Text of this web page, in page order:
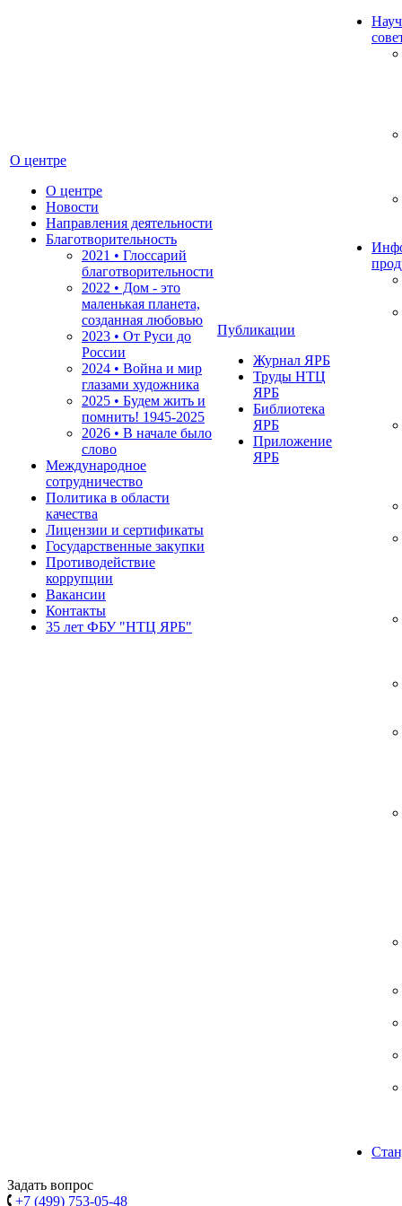
О центре
О центре
Новости
Направления деятельности
Благотворительность
2021 • Глоссарий
благотворительности
2022 • Дом - это
маленькая планета,
созданная любовью
2023 • От Руси до
России
2024 • Война и мир
глазами художника
2025 • Будем жить и
помнить! 1945-2025
2026 • В начале было
слово
Международное
сотрудничество
Политика в области
качества
Лицензии и сертификаты
Государственные закупки
Противодействие
коррупции
Вакансии
Контакты
35 лет ФБУ "НТЦ ЯРБ"
Публикации
Журнал ЯРБ
Труды НТЦ
ЯРБ
Библиотека
ЯРБ
Приложение
ЯРБ
Задать вопрос
+7 (499) 753-05-48